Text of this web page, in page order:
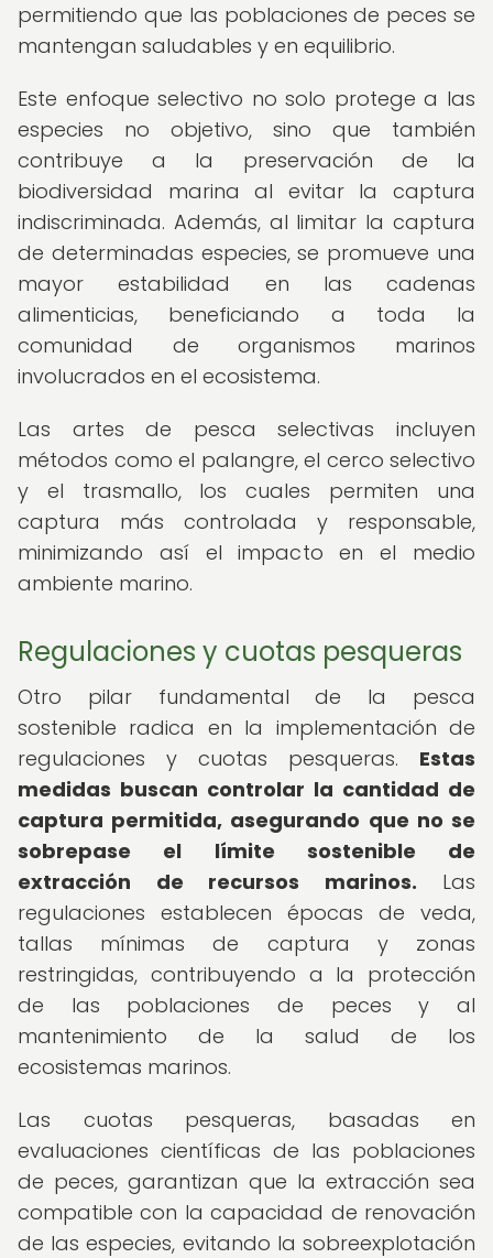
permitiendo que las poblaciones de peces se
mantengan saludables y en equilibrio.
Este enfoque selectivo no solo protege a las
especies no objetivo, sino que también
contribuye a la preservación de la
biodiversidad marina al evitar la captura
indiscriminada. Además, al limitar la captura
de determinadas especies, se promueve una
mayor estabilidad en las cadenas
alimenticias, beneficiando a toda la
comunidad de organismos marinos
involucrados en el ecosistema.
Las artes de pesca selectivas incluyen
métodos como el palangre, el cerco selectivo
y el trasmallo, los cuales permiten una
captura más controlada y responsable,
minimizando así el impacto en el medio
ambiente marino.
Regulaciones y cuotas pesqueras
Otro pilar fundamental de la pesca
sostenible radica en la implementación de
regulaciones y cuotas pesqueras. Estas
medidas buscan controlar la cantidad de
captura permitida, asegurando que no se
sobrepase el límite sostenible de
extracción de recursos marinos. Las
regulaciones establecen épocas de veda,
tallas mínimas de captura y zonas
restringidas, contribuyendo a la protección
de las poblaciones de peces y al
mantenimiento de la salud de los
ecosistemas marinos.
Las cuotas pesqueras, basadas en
evaluaciones científicas de las poblaciones
de peces, garantizan que la extracción sea
compatible con la capacidad de renovación
de las especies, evitando la sobreexplotación